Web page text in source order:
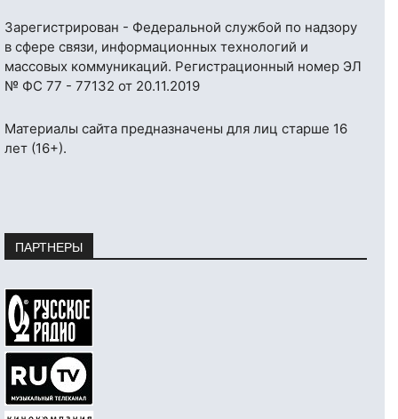
Зарегистрирован - Федеральной службой по надзору
в сфере связи, информационных технологий и
массовых коммуникаций. Регистрационный номер ЭЛ
№ ФС 77 - 77132 от 20.11.2019
Материалы сайта предназначены для лиц старше 16
лет (16+).
ПАРТНЕРЫ